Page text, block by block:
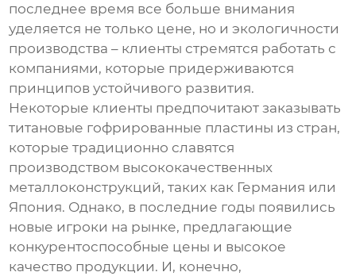
последнее время все больше внимания
уделяется не только цене, но и экологичности
производства – клиенты стремятся работать с
компаниями, которые придерживаются
принципов устойчивого развития.
Некоторые клиенты предпочитают заказывать
титановые гофрированные пластины из стран,
которые традиционно славятся
производством высококачественных
металлоконструкций, таких как Германия или
Япония. Однако, в последние годы появились
новые игроки на рынке, предлагающие
конкурентоспособные цены и высокое
качество продукции. И, конечно,